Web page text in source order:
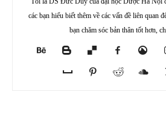
các bạn hiểu biết thêm về các vấn đề liên quan
bạn chăm sóc bản thân tốt hơn,